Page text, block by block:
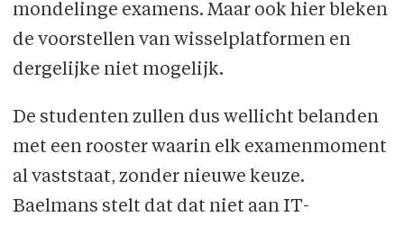
mondelinge examens. Maar ook hier bleken
de voorstellen van wisselplatformen en
dergelijke niet mogelijk.
De studenten zullen dus wellicht belanden
met een rooster waarin elk examenmoment
al vaststaat, zonder nieuwe keuze.
Baelmans stelt dat dat niet aan IT-